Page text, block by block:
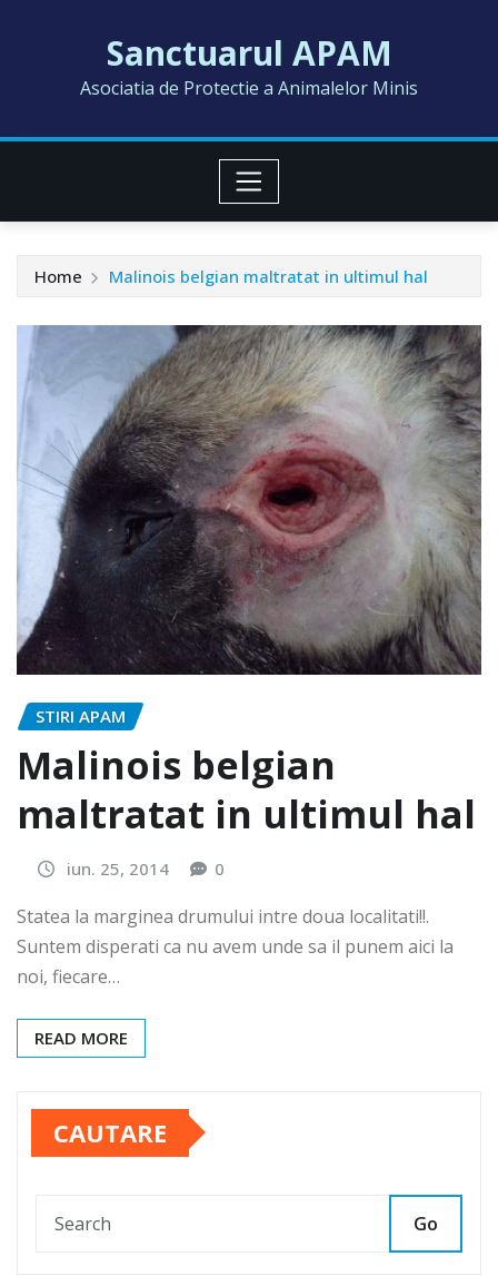
Sanctuarul APAM
Asociatia de Protectie a Animalelor Minis
Home Malinois belgian maltratat in ultimul hal
STIRI APAM
Malinois belgian
maltratat in ultimul hal
iun. 25, 2014 0
Statea la marginea drumului intre doua localitati!!.
Suntem disperati ca nu avem unde sa il punem aici la
noi, fiecare…
READ MORE
CAUTARE
Go